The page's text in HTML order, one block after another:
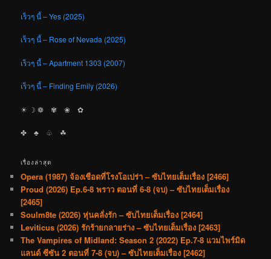
เร็วๆ นี้ – Yes (2025)
เร็วๆ นี้ – Rose of Nevada (2025)
เร็วๆ นี้ – Apartment 1303 (2007)
เร็วๆ นี้ – Finding Emily (2026)
☀︎ ☽ ❁ ✾ ❀ ✿
✤ ♣︎ ♧ ☘︎
เรื่องล่าสุด
Opera (1987) จ้องเชือดที่โรงโอเปร่า – ซับไทยเต็มเรื่อง [2466]
Proud (2026) Ep.6-8 พราว ตอนที่ 6-8 (จบ) – ซับไทยเต็มเรื่อง
[2465]
Soulm8te (2026) หุ่นคลั่งรัก – ซับไทยเต็มเรื่อง [2464]
Leviticus (2026) รักร้ายกลายร่าง – ซับไทยเต็มเรื่อง [2463]
The Vampires of Midland: Season 2 (2022) Ep.7-8 แวมไพร์มิด
แลนด์ ซีซัน 2 ตอนที่ 7-8 (จบ) – ซับไทยเต็มเรื่อง [2462]